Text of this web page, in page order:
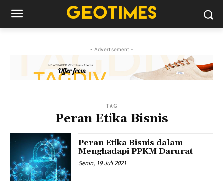
- Advertisement -
TAG
Peran Etika Bisnis
Peran Etika Bisnis dalam
Menghadapi PPKM Darurat
Senin, 19 Juli 2021